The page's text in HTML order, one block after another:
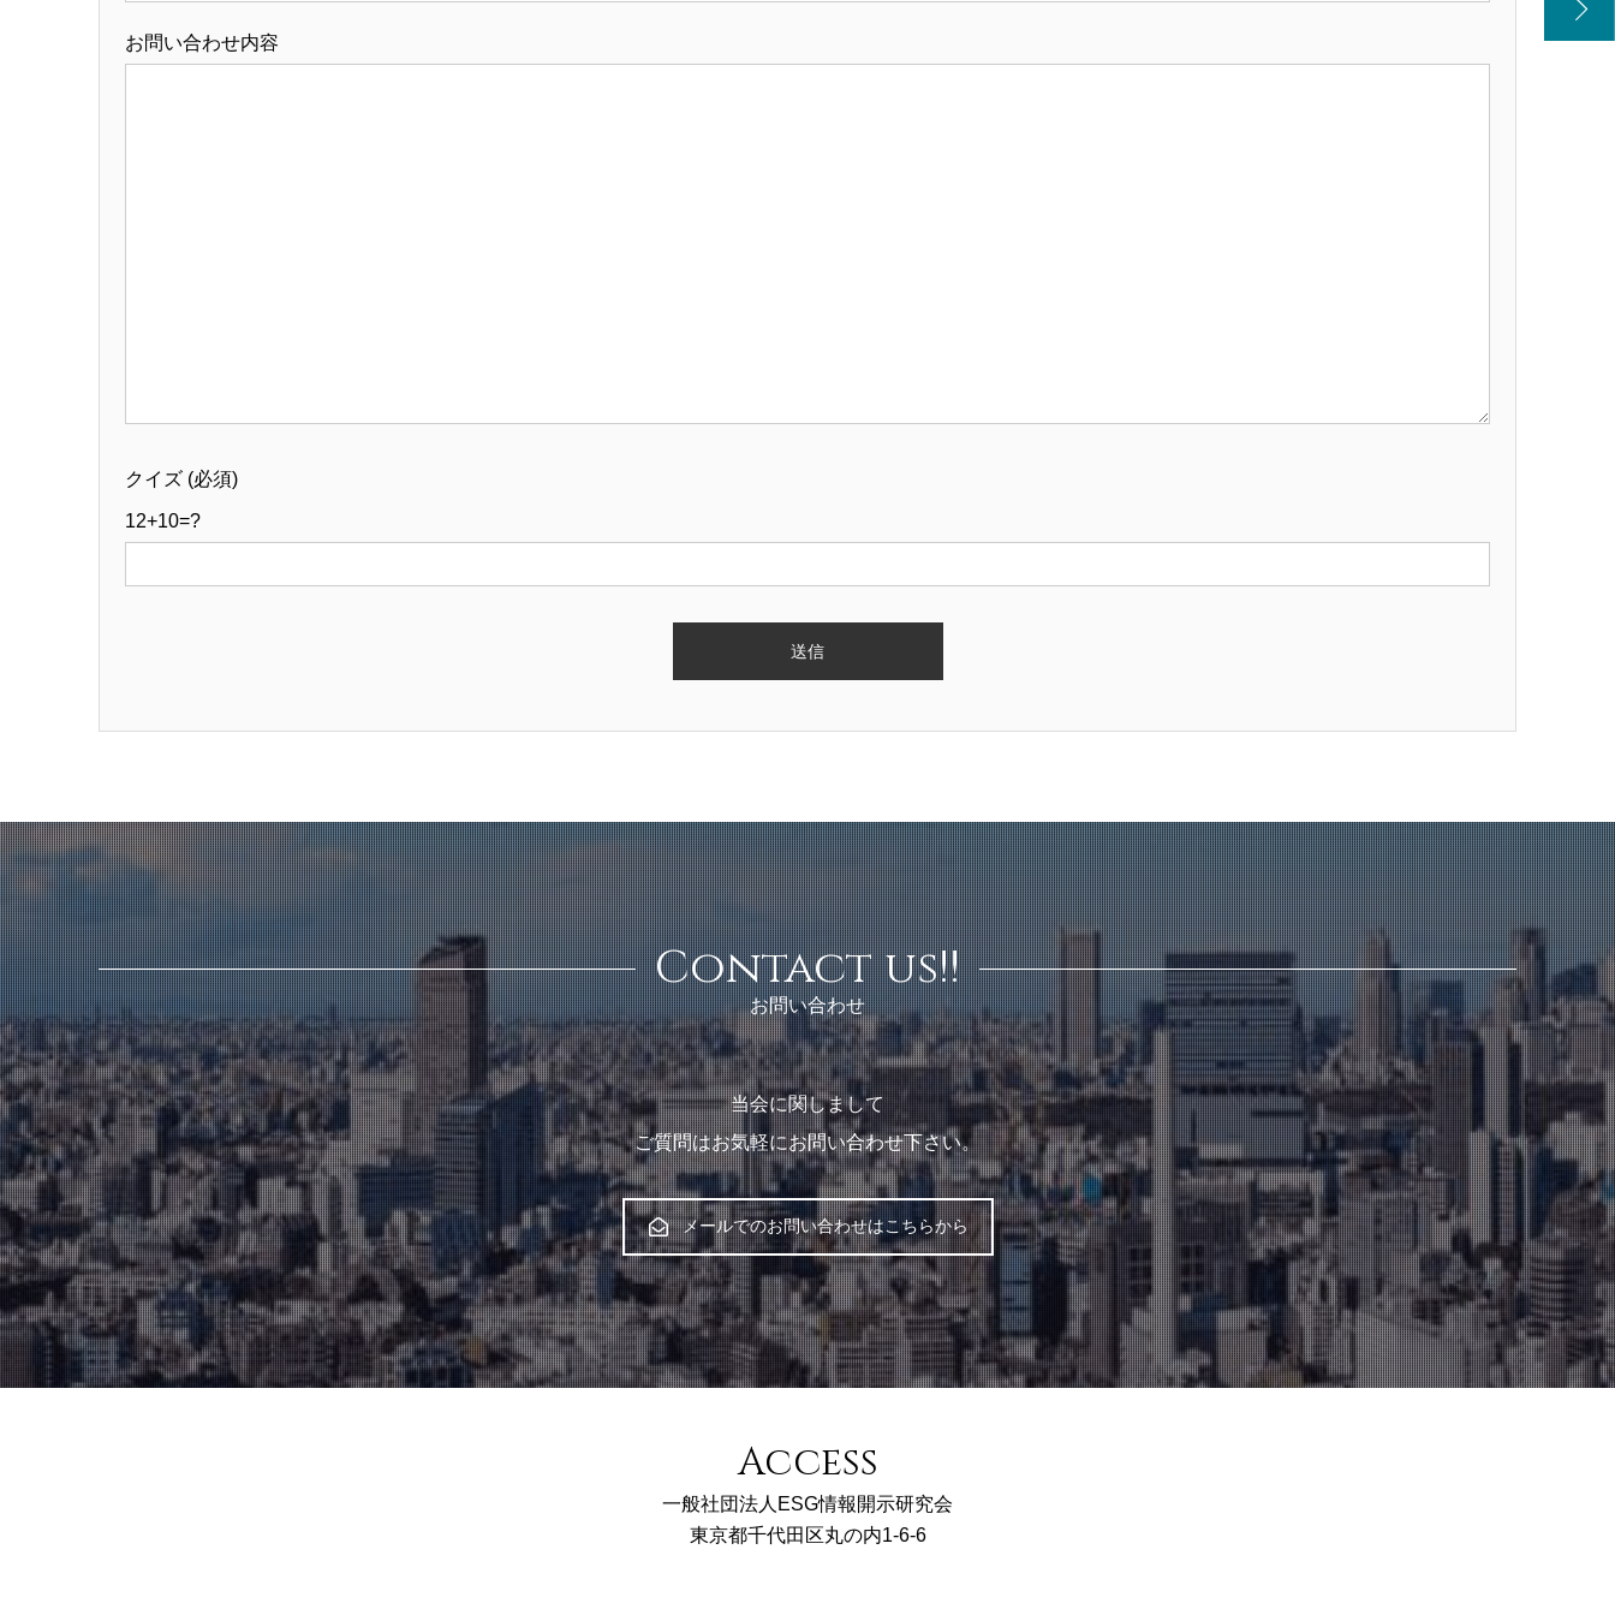
お問い合わせ内容
クイズ (必須)
12+10=?
Contact us!!
お問い合わせ
当会に関しまして
ご質問はお気軽にお問い合わせ下さい。
メールでのお問い合わせはこちらから
Access
一般社団法人ESG情報開示研究会
東京都千代田区丸の内1-6-6